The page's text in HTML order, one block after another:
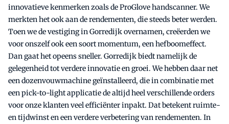
innovatieve kenmerken zoals de ProGlove handscanner. We
merkten het ook aan de rendementen, die steeds beter werden.
Toen we de vestiging in Gorredijk overnamen, creëerden we
voor onszelf ook een soort momentum, een hefboomeffect.
Dan gaat het opeens sneller. Gorredijk biedt namelijk de
gelegenheid tot verdere innovatie en groei. We hebben daar net
een dozenvouwmachine geïnstalleerd, die in combinatie met
een pick-to-light applicatie de altijd heel verschillende orders
voor onze klanten veel efficiënter inpakt. Dat betekent ruimte-
en tijdwinst en een verdere verbetering van rendementen. In